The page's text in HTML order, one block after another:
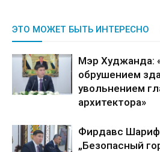
ЭТО МОЖЕТ БЫТЬ ИНТЕРЕСНО
Мэр Худжанда:
обрушением
увольнением
архитектора»
Фирдавс
„Безопасный